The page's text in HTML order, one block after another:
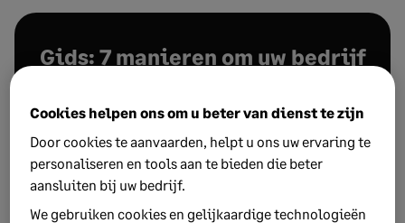
Gids: 7 manieren om uw bedrijf
Wilt u weten hoe u uw bedrijf echt de baas kunt zijn?
Download deze gids voor onze top tips om controle
te nemen over uw bedrijfsadministratie en echt de
touwtjes in handen te hebben.
Cookies helpen ons om u beter van dienst te zijn
Door cookies te aanvaarden, helpt u ons uw ervaring te
personaliseren en tools aan te bieden die beter
aansluiten bij uw bedrijf.
We gebruiken cookies en gelijkaardige technologieën